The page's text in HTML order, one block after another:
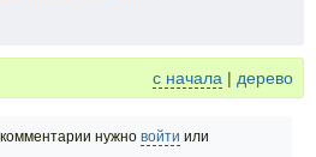
с начала | дерево
нужно войти или